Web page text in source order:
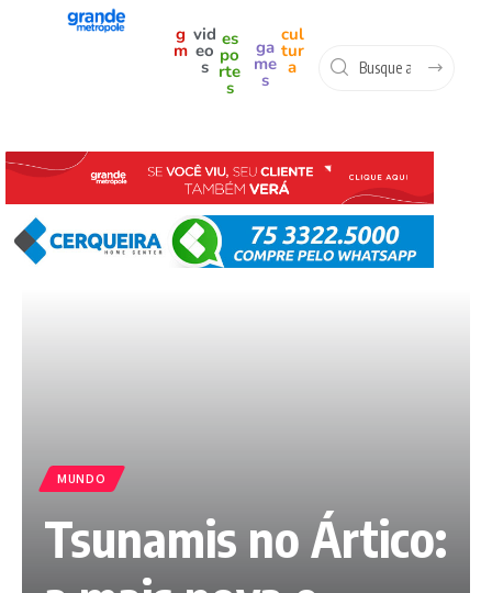
g
m
vid
eo
s
es
po
rte
s
ga
me
s
cul
tur
a
MUNDO
Tsunamis no Ártico: